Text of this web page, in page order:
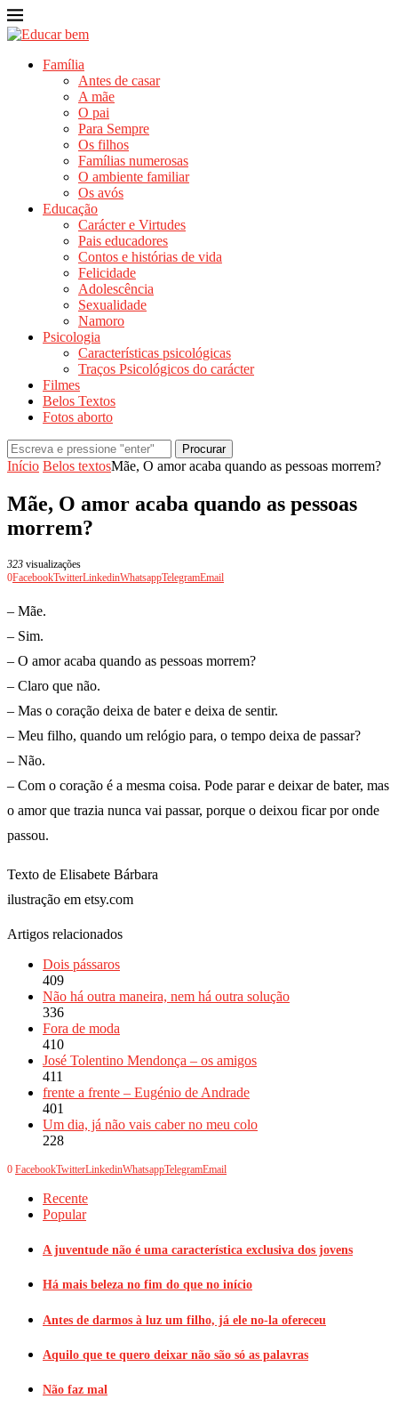
Família
Antes de casar
A mãe
O pai
Para Sempre
Os filhos
Famílias numerosas
O ambiente familiar
Os avós
Educação
Carácter e Virtudes
Pais educadores
Contos e histórias de vida
Felicidade
Adolescência
Sexualidade
Namoro
Psicologia
Características psicológicas
Traços Psicológicos do carácter
Filmes
Belos Textos
Fotos aborto
Procurar
Início Belos textosMãe, O amor acaba quando as pessoas morrem?
Mãe, O amor acaba quando as pessoas
morrem?
323 visualizações
0FacebookTwitterLinkedinWhatsappTelegramEmail
– Mãe.
– Sim.
– O amor acaba quando as pessoas morrem?
– Claro que não.
– Mas o coração deixa de bater e deixa de sentir.
– Meu filho, quando um relógio para, o tempo deixa de passar?
– Não.
– Com o coração é a mesma coisa. Pode parar e deixar de bater, mas
o amor que trazia nunca vai passar, porque o deixou ficar por onde
passou.
Texto de Elisabete Bárbara
ilustração em etsy.com
Artigos relacionados
Dois pássaros
409
Não há outra maneira, nem há outra solução
336
Fora de moda
410
José Tolentino Mendonça – os amigos
411
frente a frente – Eugénio de Andrade
401
Um dia, já não vais caber no meu colo
228
0 FacebookTwitterLinkedinWhatsappTelegramEmail
Recente
Popular
A juventude não é uma característica exclusiva dos jovens
Há mais beleza no fim do que no início
Antes de darmos à luz um filho, já ele no-la ofereceu
Aquilo que te quero deixar não são só as palavras
Não faz mal